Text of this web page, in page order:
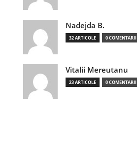
Nadejda B.
32 ARTICOLE 0 COMENTARII
Vitalii Mereutanu
23 ARTICOLE 0 COMENTARII